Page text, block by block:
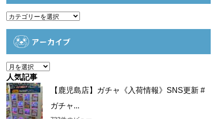
カ
アーカイブ
ア
ー
カ
イ
ブ
人気記事
【鹿児島店】ガチャ《入荷情報》SNS更新 #
ガチャ...